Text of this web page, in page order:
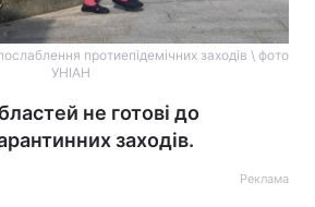
протиепідемічних заходів \ фото
УНІАН
не готові до
заходів.
Реклама